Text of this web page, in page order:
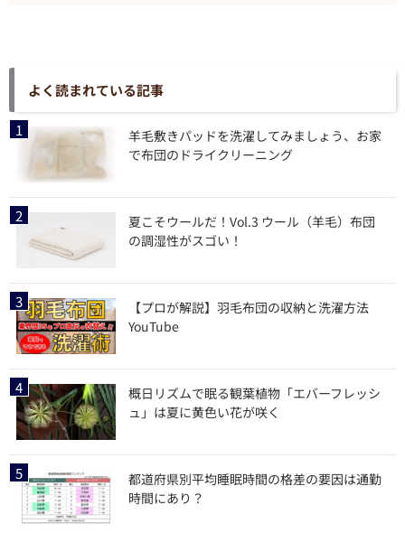
よく読まれている記事
羊毛敷きパッドを洗濯してみましょう、お家
で布団のドライクリーニング
夏こそウールだ！Vol.3 ウール（羊毛）布団
の調湿性がスゴい！
【プロが解説】羽毛布団の収納と洗濯方法
YouTube
概日リズムで眠る観葉植物「エバーフレッシ
ュ」は夏に黄色い花が咲く
都道府県別平均睡眠時間の格差の要因は通勤
時間にあり？